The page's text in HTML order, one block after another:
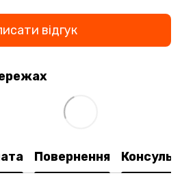
відгук
Повернення